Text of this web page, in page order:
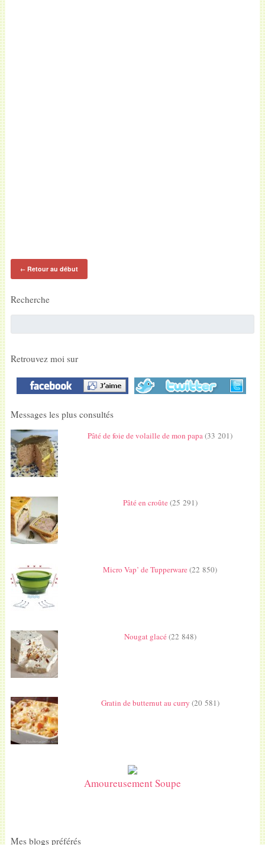
←Retour au début
Recherche
Retrouvez moi sur
Messages les plus consultés
Pâté de foie de volaille de mon papa(33 201)
Pâté en croûte(25 291)
Micro Vap’ de Tupperware(22 850)
Nougat glacé(22 848)
Gratin de butternut au curry (20 581)
Amoureusement Soupe
Mes blogs préférés